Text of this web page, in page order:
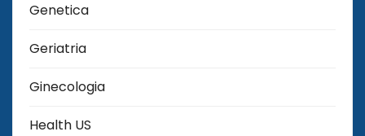
Genetica
Geriatria
Ginecologia
Health US